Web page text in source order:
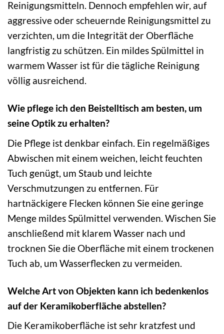
Reinigungsmitteln. Dennoch empfehlen wir, auf
aggressive oder scheuernde Reinigungsmittel zu
verzichten, um die Integrität der Oberfläche
langfristig zu schützen. Ein mildes Spülmittel in
warmem Wasser ist für die tägliche Reinigung
völlig ausreichend.
Wie pflege ich den Beistelltisch am besten, um
seine Optik zu erhalten?
Die Pflege ist denkbar einfach. Ein regelmäßiges
Abwischen mit einem weichen, leicht feuchten
Tuch genügt, um Staub und leichte
Verschmutzungen zu entfernen. Für
hartnäckigere Flecken können Sie eine geringe
Menge mildes Spülmittel verwenden. Wischen Sie
anschließend mit klarem Wasser nach und
trocknen Sie die Oberfläche mit einem trockenen
Tuch ab, um Wasserflecken zu vermeiden.
Welche Art von Objekten kann ich bedenkenlos
auf der Keramikoberfläche abstellen?
Die Keramikoberfläche ist sehr kratzfest und